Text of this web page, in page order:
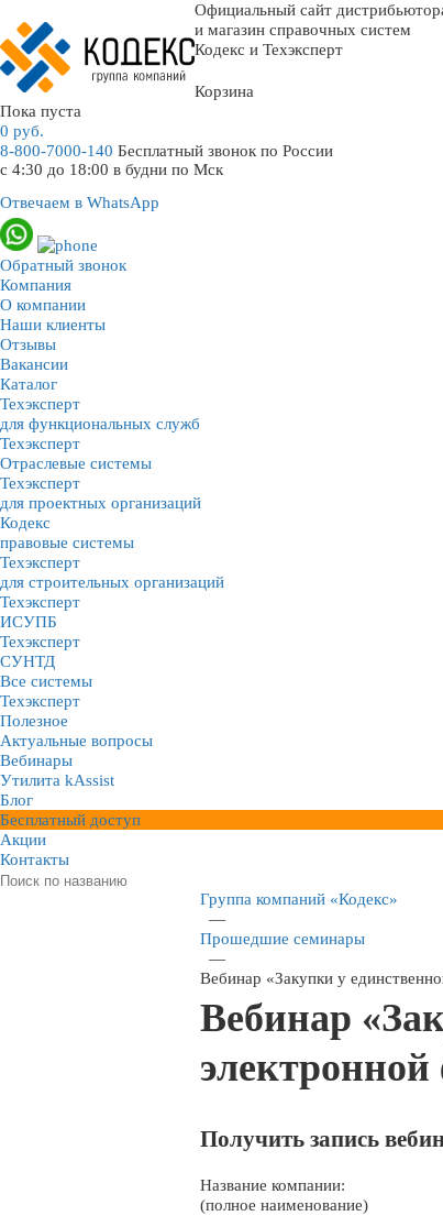
Официальный сайт
и магазин справочных систем
Кодекс и Техэксперт
Корзина
Пока пуста
0 руб.
8-800-7000-140 Бесплатный звонок по России
с 4:30 до 18:00 в будни по Мск
Отвечаем в WhatsApp
Обратный звонок
Компания
О компании
Наши клиенты
Отзывы
Вакансии
Каталог
Техэксперт
для функциональных служб
Техэксперт
Отраслевые системы
Техэксперт
для проектных организаций
Кодекс
правовые системы
Техэксперт
для строительных организаций
Техэксперт
ИСУПБ
Техэксперт
СУНТД
Все системы
Техэксперт
Полезное
Актуальные вопросы
Вебинары
Утилита kAssist
Блог
Бесплатный доступ
Акции
Контакты
Группа компаний «Кодекс»
—
Прошедшие семинары
—
Вебинар «Закупки у
Вебинар
Получить запись
Название компании:
(полное наименование)